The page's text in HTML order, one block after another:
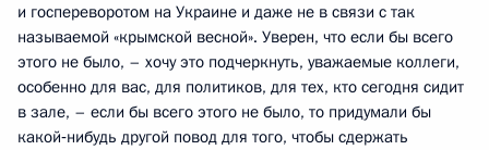
и госпереворотом на Украине и даже не в связи с так
называемой «крымской весной». Уверен, что если бы всего
этого не было, – хочу это подчеркнуть, уважаемые коллеги,
особенно для вас, для политиков, для тех, кто сегодня сидит
в зале, – если бы всего этого не было, то придумали бы
какой‑нибудь другой повод для того, чтобы сдержать